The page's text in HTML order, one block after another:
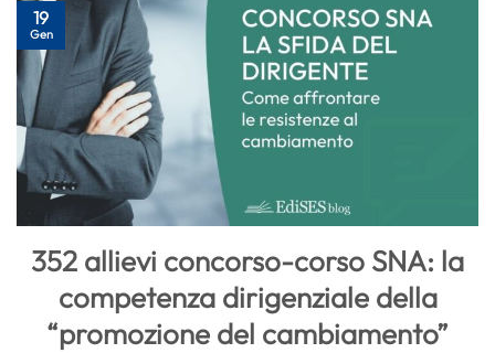
352 allievi concorso-corso SNA: la
competenza dirigenziale della
“promozione del cambiamento”
19
Gen